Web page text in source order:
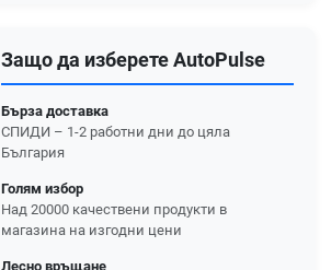
Защо да изберете AutoPulse
Бърза доставка
СПИДИ – 1-2 работни дни до цяла
България
Голям избор
Над 20000 качествени продукти в
магазина на изгодни цени
Лесно връщане